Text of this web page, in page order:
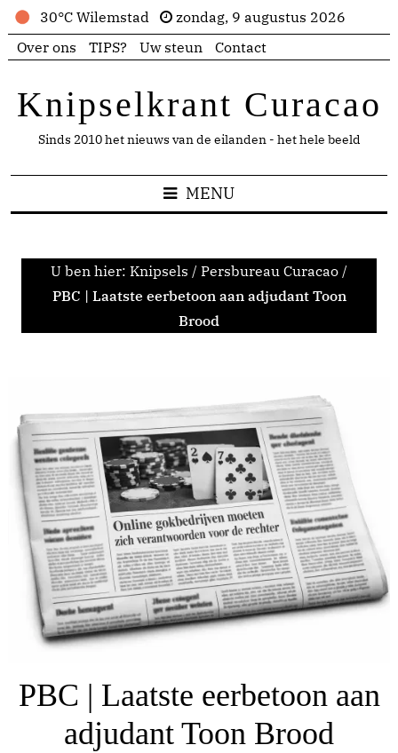
30°C Wilemstad
zondag, 9 augustus 2026
Over ons
TIPS? Uw steun Contact
Knipselkrant Curacao
Sinds 2010 het nieuws van de eilanden - het hele beeld
MENU
U ben hier: Knipsels / Persbureau Curacao /
PBC | Laatste eerbetoon aan adjudant Toon
Brood
PBC | Laatste eerbetoon aan
adjudant Toon Brood